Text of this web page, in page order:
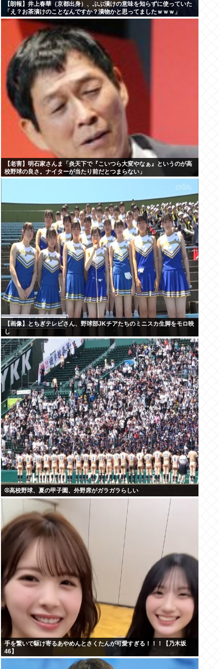
【朗報】井上春華（京都出身）、ぶぶ漬けの意味を知らずに使っていた
「え？お茶漬けのことなんですか？漬物かと思ってましたｗｗｗ」
【老害】明石家さんま「炎天下で『こいつら大変やなぁ』というのが高
校野球の良さ。ナイターが当たり前だとつまらない」
【画像】とちぎテレビさん、野球部JKチアたちのミニスカ生脚をモロ映
し
⚾高校野球、夏の甲子園、外野席がガラガラらしい
手を繋いで駆け寄るあやめんとさくたんが可愛すぎる！！！【乃木坂
46】